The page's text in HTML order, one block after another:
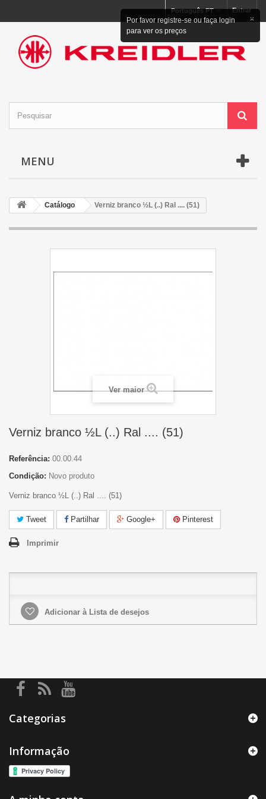
Entrar
Português PT
MENU
Catálogo Verniz branco ½L (..) Ral .... (51)
Ver maior
Verniz branco ½L (..) Ral .... (51)
Referência: 00.00.44
Condição: Novo produto
Verniz branco ½L (..) Ral .... (51)
Tweet Partilhar Google+ Pinterest
Imprimir
Adicionar à Lista de desejos
Categorias
Informação
×
Por favor registre-se ou faça login
para ver os preços